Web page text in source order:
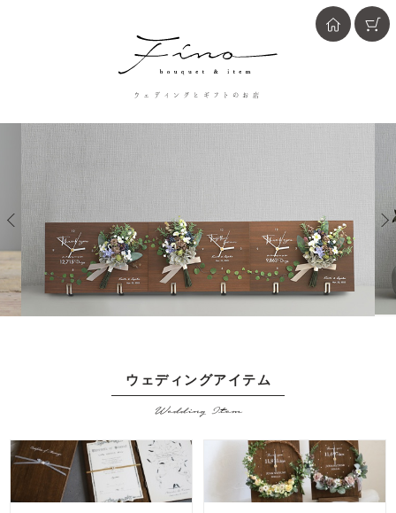
ウェディングとギフトのお店
ウェディングアイテム
Wedding Item